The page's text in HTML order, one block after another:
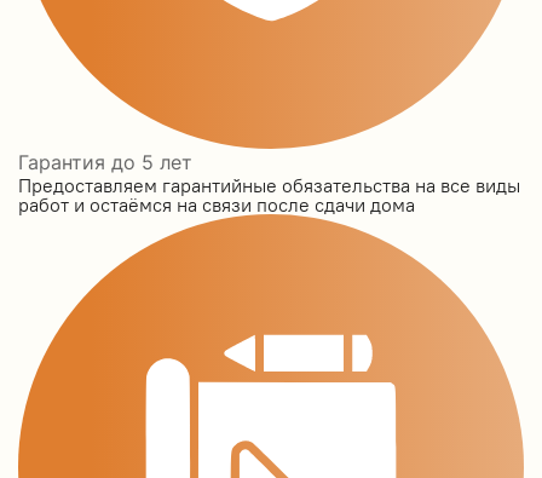
Гарантия до 5 лет
Предоставляем гарантийные обязательства на все виды
работ и остаёмся на связи после сдачи дома